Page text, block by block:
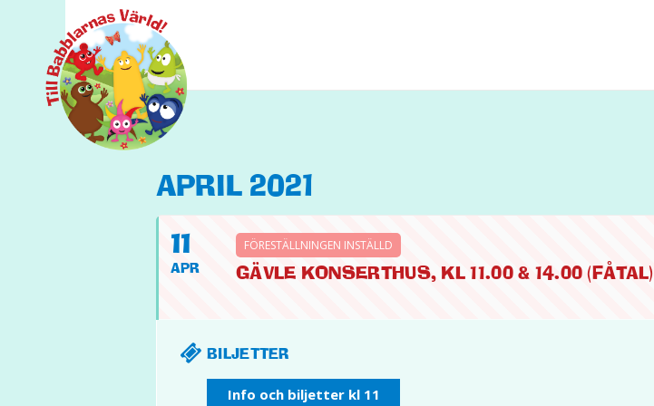
APRIL 2021
11
APR
FÖRESTÄLLNINGEN INSTÄLLD
GÄVLE KONSERTHUS, KL 11.00 & 14.00 (FÅTAL)
BILJETTER
Info och biljetter kl 11